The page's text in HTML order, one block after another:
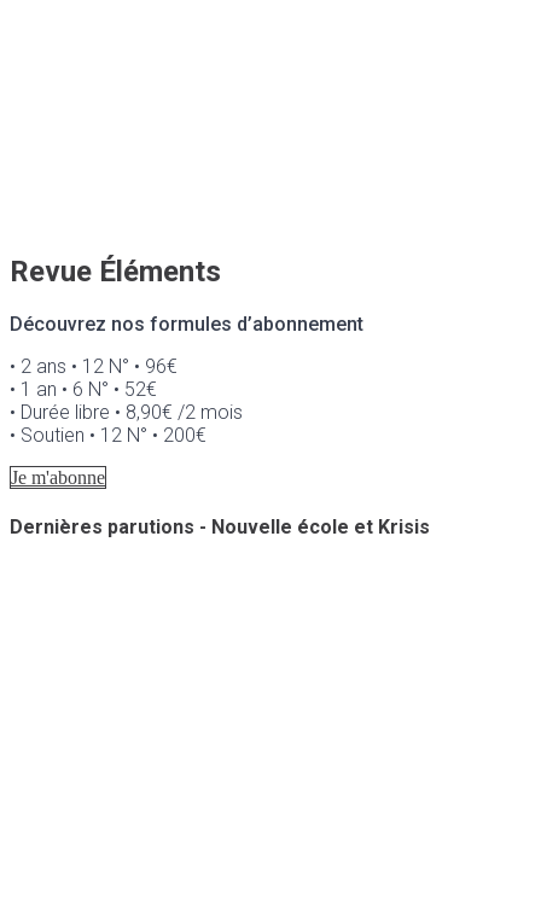
Revue Éléments
Découvrez nos formules d’abonnement
• 2 ans • 12 N° • 96€
• 1 an • 6 N° • 52€
• Durée libre • 8,90€ /2 mois
• Soutien • 12 N° • 200€
Je m'abonne
Dernières parutions - Nouvelle école et Krisis